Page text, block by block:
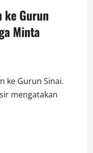
ke Gurun
Minta
ke Gurun Sinai.
mengatakan